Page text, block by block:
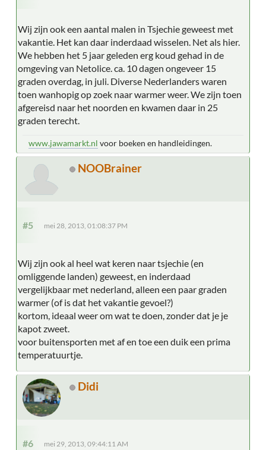
Wij zijn ook een aantal malen in Tsjechie geweest met
vakantie. Het kan daar inderdaad wisselen. Net als hier.
We hebben het 5 jaar geleden erg koud gehad in de
omgeving van Netolice. ca. 10 dagen ongeveer 15
graden overdag, in juli. Diverse Nederlanders waren
toen wanhopig op zoek naar warmer weer. We zijn toen
afgereisd naar het noorden en kwamen daar in 25
graden terecht.
www.jawamarkt.nl voor boeken en handleidingen.
NOOBrainer
#5 mei 28, 2013, 01:08:37 PM
Wij zijn ook al heel wat keren naar tsjechie (en
omliggende landen) geweest, en inderdaad
vergelijkbaar met nederland, alleen een paar graden
warmer (of is dat het vakantie gevoel?)
kortom, ideaal weer om wat te doen, zonder dat je je
kapot zweet.
voor buitensporten met af en toe een duik een prima
temperatuurtje.
Didi
#6 mei 29, 2013, 09:44:11 AM